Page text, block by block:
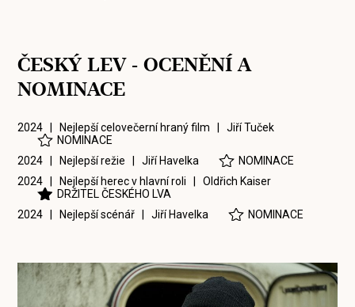
ČESKÝ LEV - OCENĚNÍ A
NOMINACE
2024 | Nejlepší celovečerní hraný film |Jiří Tuček
NOMINACE
2024 | Nejlepší režie |Jiří Havelka
NOMINACE
2024 | Nejlepší herec v hlavní roli |Oldřich Kaiser
DRŽITEL ČESKÉHO LVA
2024 | Nejlepší scénář |Jiří Havelka NOMINACE